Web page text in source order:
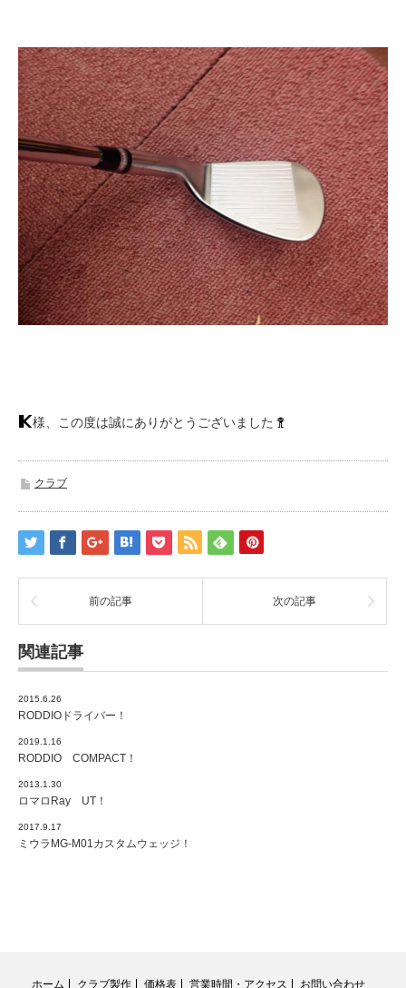
様、この度は誠にありがとうございました
クラブ
前の記事 次の記事
関連記事
2015.6.26
RODDIOドライバー！
2019.1.16
RODDIO COMPACT！
2013.1.30
ロマロRay UT！
2017.9.17
ミウラMG-M01カスタムウェッジ！
ホーム クラブ製作 価格表 営業時間・アクセス お問い合わせ